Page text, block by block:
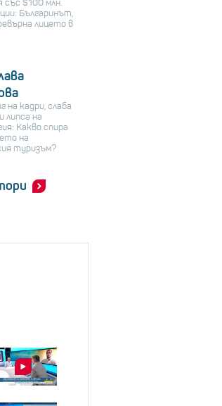
със $100 млн.
Българинът,
лицето в
на кадри, слаба
липса на
Какво спира
на
туризъм?